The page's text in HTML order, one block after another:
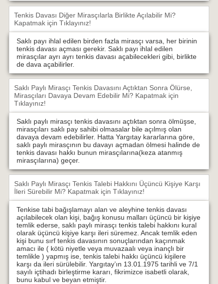
Tenkis Davası Diğer Mirasçılarla Birlikte Açılabilir Mi?
Kapatmak için Tıklayınız!
Saklı payı ihlal edilen birden fazla mirasçı varsa, her birinin
tenkis davası açması gerekir. Saklı payı ihlal edilen
mirasçılar ayrı ayrı tenkis davası açabilecekleri gibi, birlikte
de dava açabilirler.
Saklı Paylı Mirasçı Tenkis Davasını Açtıktan Sonra Ölürse,
Mirasçıları Davaya Devam Edebilir Mi? Kapatmak için
Tıklayınız!
Saklı paylı mirasçı tenkis davasını açtıktan sonra ölmüşse,
mirasçıları saklı pay sahibi olmasalar bile açılmış olan
davaya devam edebilirler. Hatta Yargıtay kararlarına göre,
saklı paylı mirasçının bu davayı açmadan ölmesi halinde de
tenkis davası hakkı bunun mirasçılarına(keza atanmış
mirasçılarına) geçer.
Saklı Paylı Mirasçı Tenkis Talebi Hakkını Üçüncü Kişiye Karşı
İleri Sürebilir Mi? Kapatmak için Tıklayınız!
Tenkise tabi bağışlamayı alan ve aleyhine tenkis davası
açılabilecek olan kişi, bağış konusu malları üçüncü bir kişiye
temlik ederse, saklı paylı mirasçı tenkis talebi hakkını kural
olarak üçüncü kişiye karşı ileri süremez. Ancak temlik eden
kişi bunu sırf tenkis davasının sonuçlarından kaçınmak
amacı ile ( kötü niyetle veya muvazaalı veya inançlı bir
temlikle ) yapmış ise, tenkis talebi hakkı üçüncü kişilere
karşı da ileri sürülebilir. Yargıtay’ın 13.01.1975 tarihli ve 7/1
sayılı içtihadı birleştirme kararı, fikrimizce isabetli olarak,
bunu kabul ve beyan etmiştir.